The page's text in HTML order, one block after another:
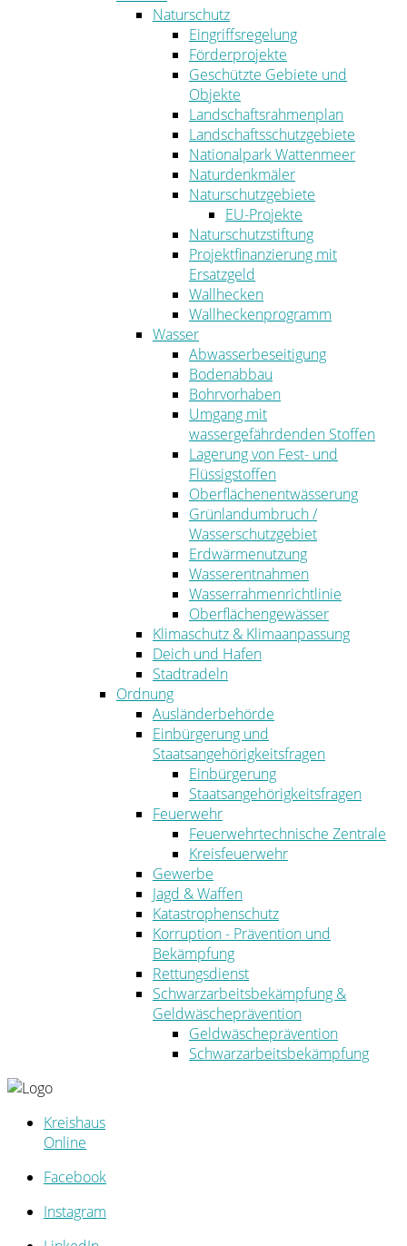
Naturschutz
Eingriffsregelung
Förderprojekte
Geschützte Gebiete und
Objekte
Landschaftsrahmenplan
Landschaftsschutzgebiete
Nationalpark Wattenmeer
Naturdenkmäler
Naturschutzgebiete
EU-Projekte
Naturschutzstiftung
Projektfinanzierung mit
Ersatzgeld
Wallhecken
Wallheckenprogramm
Wasser
Abwasserbeseitigung
Bodenabbau
Bohrvorhaben
Umgang mit
wassergefährdenden Stoffen
Lagerung von Fest- und
Flüssigstoffen
Oberflächenentwässerung
Grünlandumbruch /
Wasserschutzgebiet
Erdwärmenutzung
Wasserentnahmen
Wasserrahmenrichtlinie
Oberflächengewässer
Klimaschutz & Klimaanpassung
Deich und Hafen
Stadtradeln
Ordnung
Ausländerbehörde
Einbürgerung und
Staatsangehörigkeitsfragen
Einbürgerung
Staatsangehörigkeitsfragen
Feuerwehr
Feuerwehrtechnische Zentrale
Kreisfeuerwehr
Gewerbe
Jagd & Waffen
Katastrophenschutz
Korruption - Prävention und
Bekämpfung
Rettungsdienst
Schwarzarbeitsbekämpfung &
Geldwäscheprävention
Geldwäscheprävention
Schwarzarbeitsbekämpfung
Kreishaus
Online
Facebook
Instagram